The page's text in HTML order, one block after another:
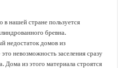
нашей стране пользуется
бревна.
недостаток домов из
невозможность заселения сразу
Дома из этого материала строятся